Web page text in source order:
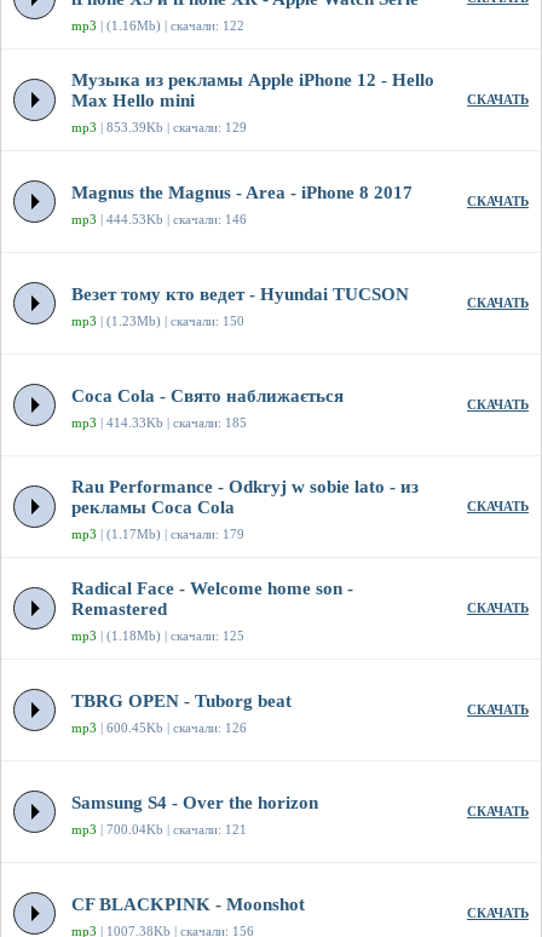
mp3 | (1.16Mb) | скачали: 122
Музыка из рекламы Apple iPhone 12 - Hello
Max Hello mini
mp3 | 853.39Kb | скачали: 129
СКАЧАТЬ
Magnus the Magnus - Area - iPhone 8 2017
mp3 | 444.53Kb | скачали: 146
СКАЧАТЬ
Везет тому кто ведет - Hyundai TUCSON
mp3 | (1.23Mb) | скачали: 150
СКАЧАТЬ
Coca Cola - Свято наближається
mp3 | 414.33Kb | скачали: 185
СКАЧАТЬ
Rau Performance - Odkryj w sobie lato - из
рекламы Coca Cola
mp3 | (1.17Mb) | скачали: 179
СКАЧАТЬ
Radical Face - Welcome home son -
Remastered
mp3 | (1.18Mb) | скачали: 125
СКАЧАТЬ
TBRG OPEN - Tuborg beat
mp3 | 600.45Kb | скачали: 126
СКАЧАТЬ
Samsung S4 - Over the horizon
mp3 | 700.04Kb | скачали: 121
СКАЧАТЬ
CF BLACKPINK - Moonshot
mp3 | 1007.38Kb | скачали: 156
СКАЧАТЬ